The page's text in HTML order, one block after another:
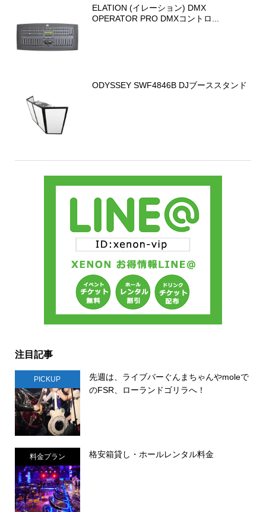
ELATION (イレーション) DMX
OPERATOR PRO DMXコントロ...
ODYSSEY SWF4846B DJブーススタンド
注目記事
PICKUP
先週は、ライブバーぐんまちゃんやmoleで
のFSR、ローランドゴリラへ！
料金プラン 格安箱貸し・ホールレンタル料金